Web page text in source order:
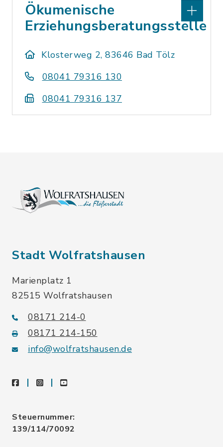
Ökumenische
Erziehungsberatungsstelle
Klosterweg 2, 83646 Bad Tölz
08041 79316 130
08041 79316 137
Stadt Wolfratshausen
Marienplatz 1
82515 Wolfratshausen
08171 214-0
08171 214-150
info@wolfratshausen.de
facebookinstagramyoutube
Steuernummer:
139/114/70092